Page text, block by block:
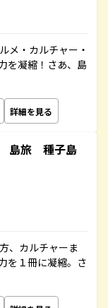
メ・カルチャー・
を凝縮！さあ、島
詳細を見る
島旅 種子島
、カルチャーま
を１冊に凝縮。さ